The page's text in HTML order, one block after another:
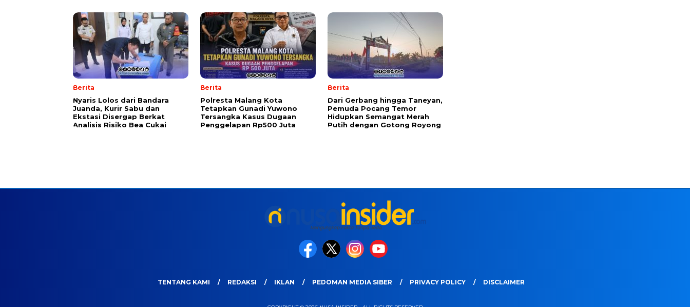
Berita
Nyaris Lolos dari Bandara
Juanda, Kurir Sabu dan
Ekstasi Disergap Berkat
Analisis Risiko Bea Cukai
Berita
Polresta Malang Kota
Tetapkan Gunadi Yuwono
Tersangka Kasus Dugaan
Penggelapan Rp500 Juta
Berita
Dari Gerbang hingga Taneyan,
Pemuda Pocang Temor
Hidupkan Semangat Merah
Putih dengan Gotong Royong
TENTANG KAMI REDAKSI IKLAN PEDOMAN MEDIA SIBER PRIVACY POLICY DISCLAIMER